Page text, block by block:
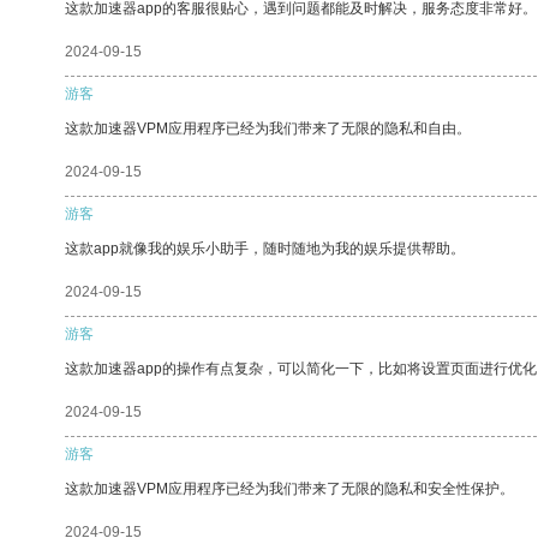
这款加速器app的客服很贴心，遇到问题都能及时解决，服务态度非常好。
2024-09-15
游客
这款加速器VPM应用程序已经为我们带来了无限的隐私和自由。
2024-09-15
游客
这款app就像我的娱乐小助手，随时随地为我的娱乐提供帮助。
2024-09-15
游客
这款加速器app的操作有点复杂，可以简化一下，比如将设置页面进行优
2024-09-15
游客
这款加速器VPM应用程序已经为我们带来了无限的隐私和安全性保护。
2024-09-15